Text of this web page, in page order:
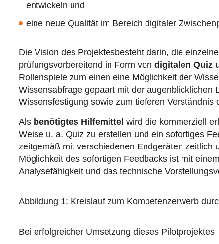
entwickeln und
eine neue Qualität im Bereich digitaler
Die Vision des Projektesbesteht darin, die
prüfungsvorbereitend in Form von digitalen Quiz
Rollenspiele zum einen eine Möglichkeit der
Wissensabfrage gepaart mit der augenblicklichen
Wissensfestigung sowie zum tieferen Verständnis
Als benötigtes Hilfemittel wird die kommerziell
Weise u. a. Quiz zu erstellen und ein sofortiges
zeitgemäß mit verschiedenen Endgeräten zeitlich
Möglichkeit des sofortigen Feedbacks ist mit einem
Analysefähigkeit und das technische
Abbildung 1: Kreislauf zum Kompetenzerwerb
Bei erfolgreicher Umsetzung dieses Pilotprojektes